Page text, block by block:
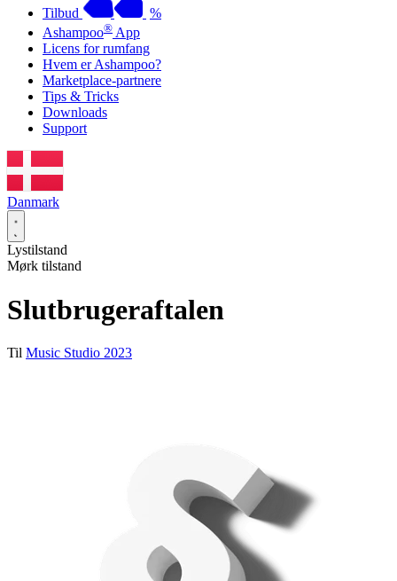
Tilbud
%
Ashampoo® App
Licens for rumfang
Hvem er Ashampoo?
Marketplace-partnere
Tips & Tricks
Downloads
Support
Danmark
Lystilstand
Mørk tilstand
Slutbrugeraftalen
Til Music Studio 2023